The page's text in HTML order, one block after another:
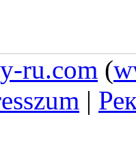
ru.com (
|